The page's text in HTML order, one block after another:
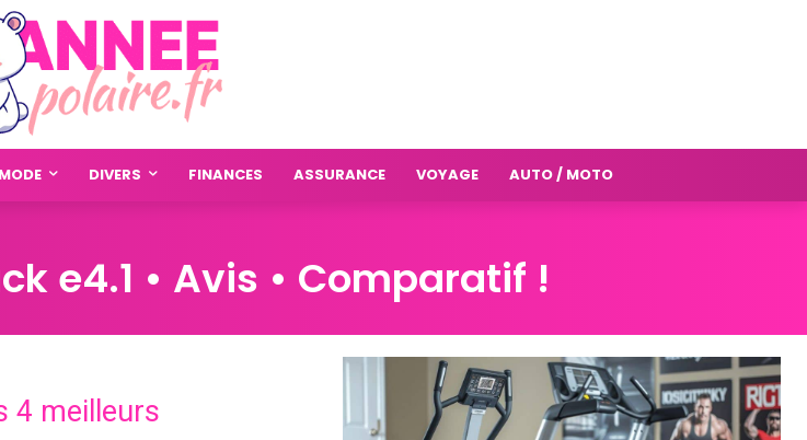
MODE DIVERS FINANCES ASSURANCE VOYAGE AUTO / MOTO
e4.1 • Avis • Comparatif !
4 meilleurs